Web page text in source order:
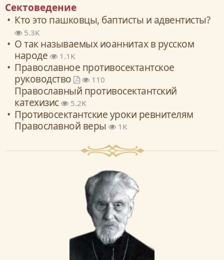
Сектоведение
Кто это пашковцы, баптисты и адвентисты?
5.3K
О так называемых иоаннитах в русском
народе
1.1K
Православное противосектантское
руководство
110
Православный противосектантский
катехизис
5.2K
Противосектантские уроки ревнителям
Православной веры
1K